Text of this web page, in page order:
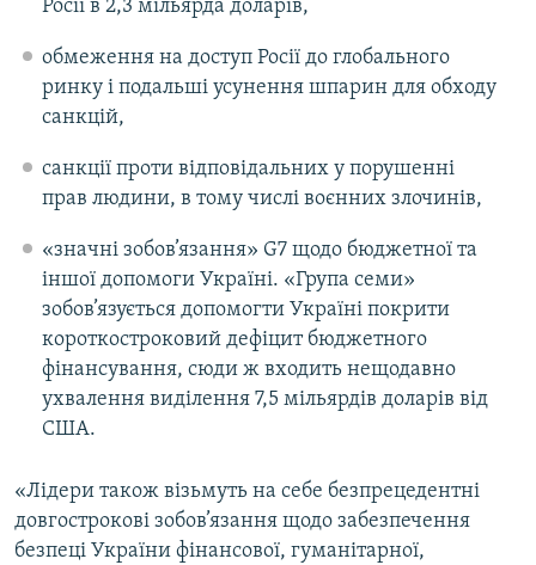
Росії в 2,3 мільярда доларів,
обмеження на доступ Росії до глобального
ринку і подальші усунення шпарин для обходу
санкцій,
санкції проти відповідальних у порушенні
прав людини, в тому числі воєнних злочинів,
«значні зобов’язання» G7 щодо бюджетної та
іншої допомоги Україні. «Група семи»
зобов’язується допомогти Україні покрити
короткостроковий дефіцит бюджетного
фінансування, сюди ж входить нещодавно
ухвалення виділення 7,5 мільярдів доларів від
США.
«Лідери також візьмуть на себе безпрецедентні
довгострокові зобов’язання щодо забезпечення
безпеці України фінансової, гуманітарної,